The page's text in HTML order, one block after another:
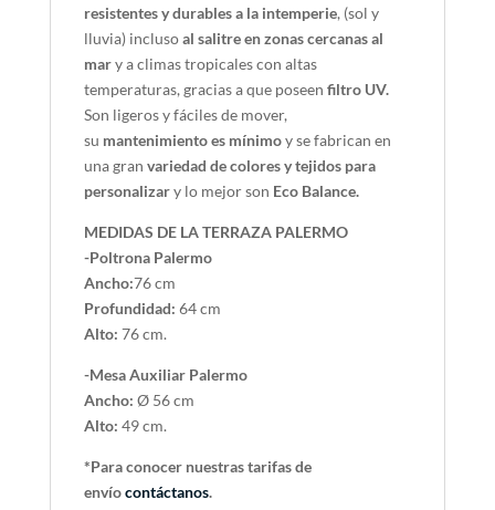
resistentes y durables a la intemperie, (sol y
lluvia) inclusoal salitre en zonas cercanas al
mary a climas tropicales con altas
temperaturas, gracias a que poseen filtro UV.
Son ligeros y fáciles de mover,
su mantenimiento es mínimoy se fabrican en
una gran variedad de colores y tejidos para
personalizary lo mejor son Eco Balance.
MEDIDAS DE LA TERRAZA PALERMO
-Poltrona Palermo
Ancho:76 cm
Profundidad: 64 cm
Alto: 76 cm.
-Mesa Auxiliar Palermo
Ancho: Ø 56 cm
Alto: 49 cm.
*Para conocer nuestras tarifas de
envíocontáctanos.